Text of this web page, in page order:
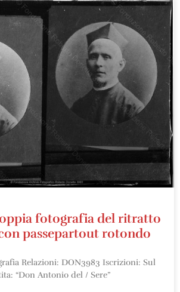
fotografia del ritratto
passepartout rotondo
Relazioni: DON3983 Iscrizioni: Sul
“Don Antonio del / Sere”